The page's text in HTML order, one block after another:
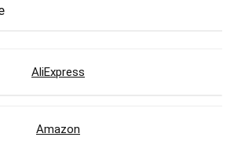
AliExpress
Amazon